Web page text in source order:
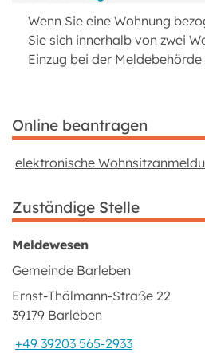
Wenn Sie eine Wohnung
Sie sich innerhalb von zwei
Einzug bei der
Online beantragen
elektronische
Zuständige Stelle
Meldewesen
Gemeinde Barleben
Ernst-Thälmann-Straße 22
39179 Barleben
+49 39203 565-2933